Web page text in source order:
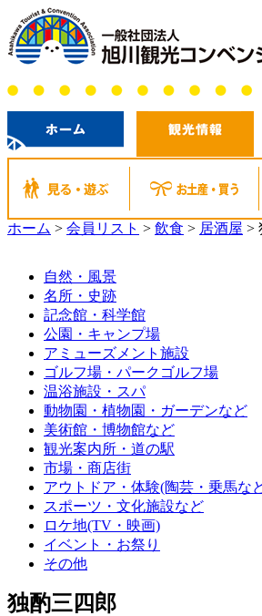
ホーム > 会員リスト > 飲食 > 居酒屋 >
自然・風景
名所・史跡
記念館・科学館
公園・キャンプ場
アミューズメント施設
ゴルフ場・パークゴルフ場
温浴施設・スパ
動物園・植物園・ガーデンなど
美術館・博物館など
観光案内所・道の駅
市場・商店街
アウトドア・体験(陶芸・乗馬な
スポーツ・文化施設など
ロケ地(TV・映画)
イベント・お祭り
その他
独酌三四郎